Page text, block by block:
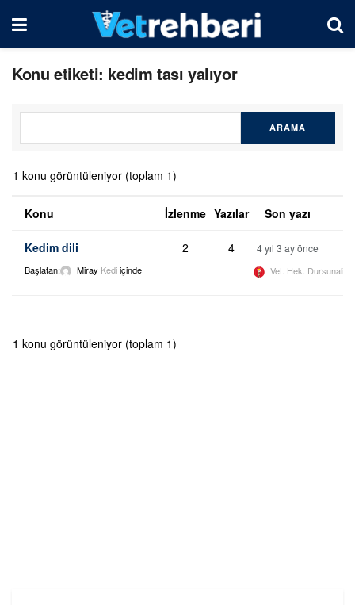
Konu etiketi: kedim tası yalıyor
1 konu görüntüleniyor (toplam 1)
Konu İzlenme Yazılar Son yazı
Kedim dili
Başlatan: Miray Kediiçinde
2 4 4 yıl 3 ay önce
Vet. Hek. Dursunali
1 konu görüntüleniyor (toplam 1)